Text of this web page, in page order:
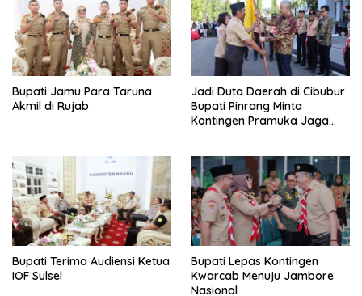
Bupati Jamu Para Taruna
Akmil di Rujab
Jadi Duta Daerah di Cibubur
Bupati Pinrang Minta
Kontingen Pramuka Jaga
Bupati Terima Audiensi Ketua
IOF Sulsel
Bupati Lepas Kontingen
Kwarcab Menuju Jambore
Nasional